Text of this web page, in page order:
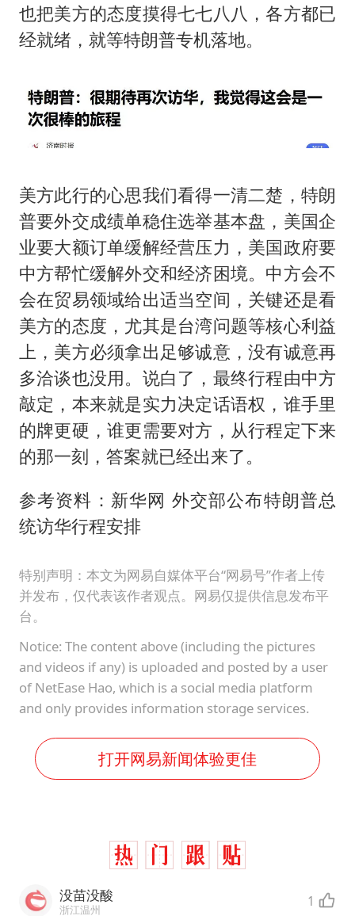
也把美方的态度摸得七七八八，各方都已
经就绪，就等特朗普专机落地。
美方此行的心思我们看得一清二楚，特朗
普要外交成绩单稳住选举基本盘，美国企
业要大额订单缓解经营压力，美国政府要
中方帮忙缓解外交和经济困境。中方会不
会在贸易领域给出适当空间，关键还是看
美方的态度，尤其是台湾问题等核心利益
上，美方必须拿出足够诚意，没有诚意再
多洽谈也没用。说白了，最终行程由中方
敲定，本来就是实力决定话语权，谁手里
的牌更硬，谁更需要对方，从行程定下来
的那一刻，答案就已经出来了。
参考资料：新华网 外交部公布特朗普总
统访华行程安排
特别声明：本文为网易自媒体平台“网易号”作者上传
并发布，仅代表该作者观点。网易仅提供信息发布平
台。
Notice: The content above (including the pictures
and videos if any) is uploaded and posted by a user
of NetEase Hao, which is a social media platform
and only provides information storage services.
打开网易新闻体验更佳
没苗没酸
浙江温州 1